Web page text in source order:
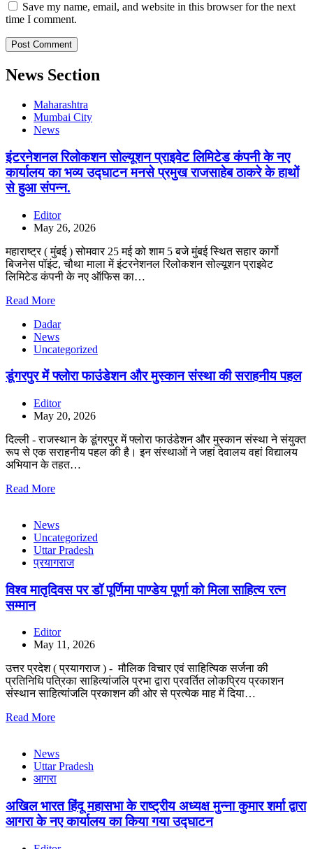
Save my name, email, and website in this browser for the next
time I comment.
News Section
Maharashtra
Mumbai City
News
इंटरनेशनल रिलोकशन सोल्यूशन प्राइवेट लिमिटेड कंपनी के नए
कार्यालय का भव्य उद्घाटन मनसे प्रमुख राजसाहेब ठाकरे के हाथों
से हुआ संपन्न.
Editor
May 26, 2026
महाराष्ट्र ( मुंबई ) सोमवार 25 मई को शाम 5 बजे मुंबई स्थित सहार कार्गो
बिजनेस पॉइंट, चौथा माला में इंटरनेशनल रिलोकशन सोल्यूशन प्राइवेट
लिमिटेड कंपनी के नए ऑफिस का…
Read More
Dadar
News
Uncategorized
डूंगरपुर में फ्लोरा फाउंडेशन और मुस्कान संस्था की सराहनीय पहल
Editor
May 20, 2026
दिल्ली - राजस्थान के डूंगरपुर में फ्लोरा फाउंडेशन और मुस्कान संस्था ने संयुक्त
रूप से एक सराहनीय पहल की है। इन संस्थाओं ने जहां देवालय वहां विद्यालय
अभियान के तहत…
Read More
News
Uncategorized
Uttar Pradesh
प्रयागराज
विश्व मातृदिवस पर डॉ पूर्णिमा पाण्डेय पूर्णा को मिला साहित्य रत्न
सम्मान
Editor
May 11, 2026
उत्तर प्रदेश ( प्रयागराज ) - मौलिक विचार एवं साहित्यिक सर्जना की
प्रतिनिधि पत्रिका साहित्यांजलि प्रभा द्वारा प्रवर्तित लोकप्रिय प्रकाशन
संस्थान साहित्यांजलि प्रकाशन की ओर से प्रत्येक माह में दिया…
Read More
News
Uttar Pradesh
आगरा
अखिल भारत हिंदू महासभा के राष्ट्रीय अध्यक्ष मुन्ना कुमार शर्मा द्वारा
आगरा के नए कार्यालय का किया गया उद्घाटन